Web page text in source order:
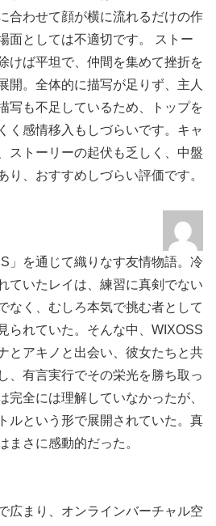
合わせて顔が横に流れるだけの作
面としては不適切です。 ストー
けば平坦で、仲間を集めて挫折を
開。全体的に描写が足りず、主人
写も不足しているため、トップを
く感情移入もしづらいです。キャ
ストーリーの起伏も乏しく、中盤
り、おすすめしづらい評価です。
」を通じて織りなす友情物語。冷
ていたレイは、練習に真剣でない
なく、むしろ本気で挑む者として
られていた。そんな中、WIXOSS
とアキノと出会い、彼女たちと共
、有言実行でその栄光を勝ち取っ
完全には理解していなかったが、
ルという形で展開されていた。真
まさに感動的だった。
広まり、オンラインバーチャル空